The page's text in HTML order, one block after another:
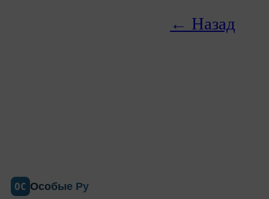
← Назад
ОС Особые Ру